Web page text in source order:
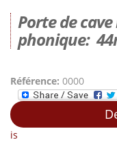
Porte de
phonique:
Référence: 0000
is